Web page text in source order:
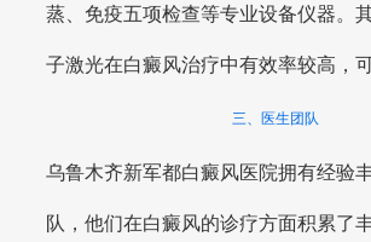
蒸、免疫五项检查等专业设备仪器。
子激光在白癜风治疗中有效率较高，
三、医生团队
乌鲁木齐新军都白癜风医院拥有经验
队，他们在白癜风的诊疗方面积累了